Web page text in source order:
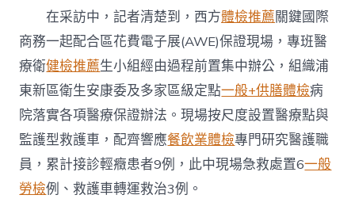
在采訪中，記者清楚到，西方體檢推薦關鍵國際
商務一起配合區花費電子展(AWE)保證現場，專班醫
療衛健檢推薦生小組經由過程前置集中辦公，組織浦
東新區衛生安康委及多家區級定點一般+供膳體檢病
院落實各項醫療保證辦法。現場按尺度設置醫療點與
監護型救護車，配齊響應餐飲業體檢專門研究醫護職
員，累計接診輕癥患者9例，此中現場急救處置6一般
勞檢例、救護車轉運救治3例。